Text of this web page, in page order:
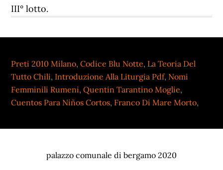
Preti 2010 Milano,Codice Blu Notte, La Teoria Del
Tutto Chili, Introduzione Alla Liturgia Pdf, Nomi
Femminili Rumeni,Quentin Tarantino Moglie,
Cuentos Para Niños Cortos, Franco Di Mare Morto,
palazzo comunale di bergamo 2020